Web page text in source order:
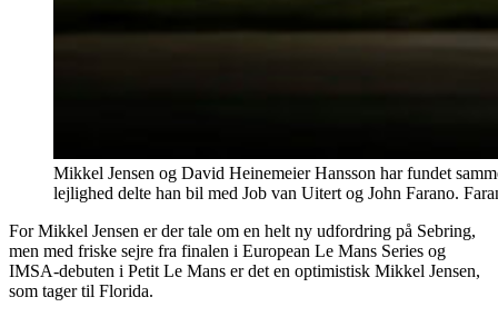
Mikkel Jensen og David Heinemeier Hansson har fundet
lejlighed delte han bil med Job van Uitert og John Farano.
For Mikkel Jensen er der tale om en helt ny udfordring på Sebring,
men med friske sejre fra finalen i European Le Mans Series og
IMSA-debuten i Petit Le Mans er det en optimistisk Mikkel Jensen,
som tager til Florida.